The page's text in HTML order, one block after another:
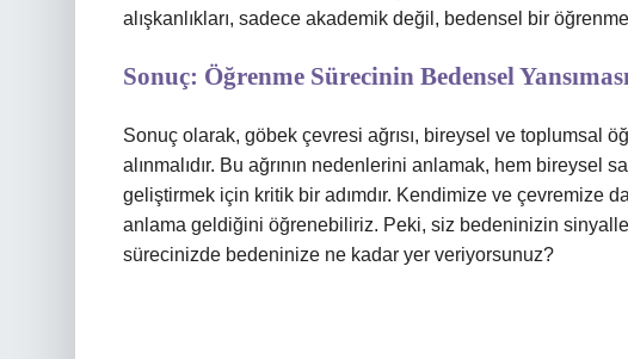
alışkanlıkları, sadece akademik değil, bedensel bir
Sonuç: Öğrenme Sürecinin Bedensel
Sonuç olarak, göbek çevresi ağrısı, bireysel ve toplumsal
alınmalıdır. Bu ağrının nedenlerini anlamak, hem bireysel
geliştirmek için kritik bir adımdır. Kendimize ve çevremize
anlama geldiğini öğrenebiliriz. Peki, siz bedeninizin
sürecinizde bedeninize ne kadar yer veriyorsunuz?